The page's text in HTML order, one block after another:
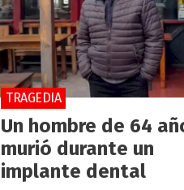
Un hombre de 64
murió durante un
implante dental
TRAGEDIA